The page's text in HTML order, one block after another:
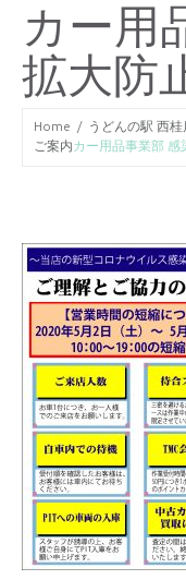
カー用
拡大防
Home うどんの駅 西桂
ご案内カー用品事業部 感